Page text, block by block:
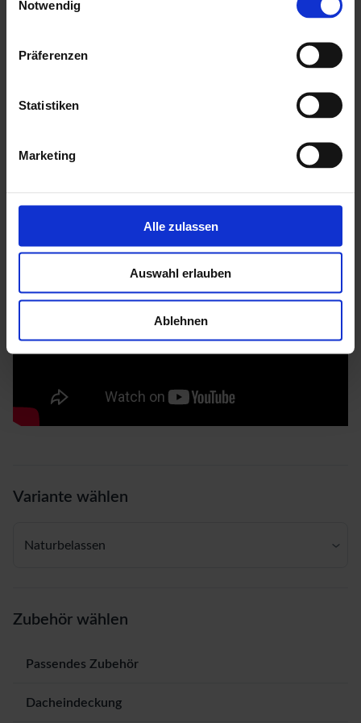
Notwendig
Präferenzen
Statistiken
Marketing
Alle zulassen
Auswahl erlauben
Ablehnen
mit einer ausführlichen, deutschen Montageanleitung
Hersteller: Palmako
Mehr zu HGM Gartenhäuser
Variante wählen
Naturbelassen
Zubehör wählen
Passendes Zubehör
Dacheindeckung